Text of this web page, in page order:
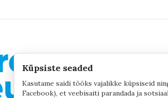
Küpsiste seaded
Kasutame saidi tööks vajalikke küpsiseid
Facebook), et veebisaiti parandada ja